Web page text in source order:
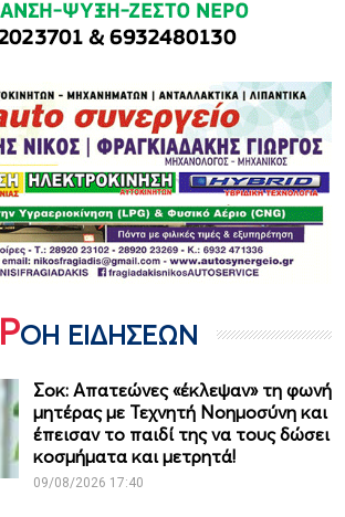
ΡΟΗ ΕΙΔΗΣΕΩΝ
Σοκ: Απατεώνες «έκλεψαν» τη φωνή
μητέρας με Τεχνητή Νοημοσύνη και
έπεισαν το παιδί της να τους δώσει
κοσμήματα και μετρητά!
09/08/2026 17:40